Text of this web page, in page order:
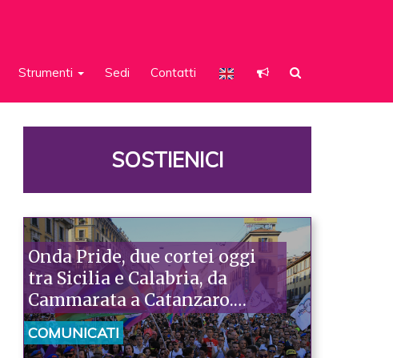
Strumenti Sedi Contatti
SOSTIENICI
Onda Pride, due cortei oggi
tra Sicilia e Calabria, da
Cammarata a Catanzaro.
Piazzoni: «Raccontano la
nostra ostinazione»
COMUNICATI